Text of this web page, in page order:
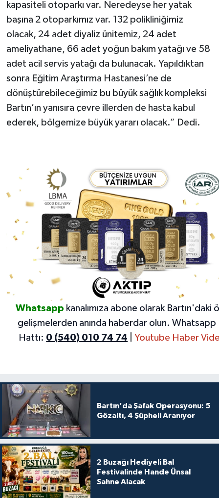
kapasiteli otoparkı var. Neredeyse her yatak
başına 2 otoparkımız var. 132 polikliniğimiz
olacak, 24 adet diyaliz ünitemiz, 24 adet
ameliyathane, 66 adet yoğun bakım yatağı ve 58
adet acil servis yatağı da bulunacak. Yapıldıktan
sonra Eğitim Araştırma Hastanesi’ne de
dönüştürebileceğimiz bu büyük sağlık kompleksi
Bartın’ın yanısıra çevre illerden de hasta kabul
ederek, bölgemize büyük yararı olacak.” Dedi.
Whatsapp kanalımıza abone olarak Bartın'daki
gelişmelerden anında haberdar olun. Whatsapp
Hattı: 0 (540) 010 74 74 Youtube Haber
Bartın'da Şafak Operasyonu: 5
Gözaltı, 4 Şüpheli Aranıyor
2 Buzağı Hediyeli Bal
Festivalinde Hande Ünsal
Sahne Alacak